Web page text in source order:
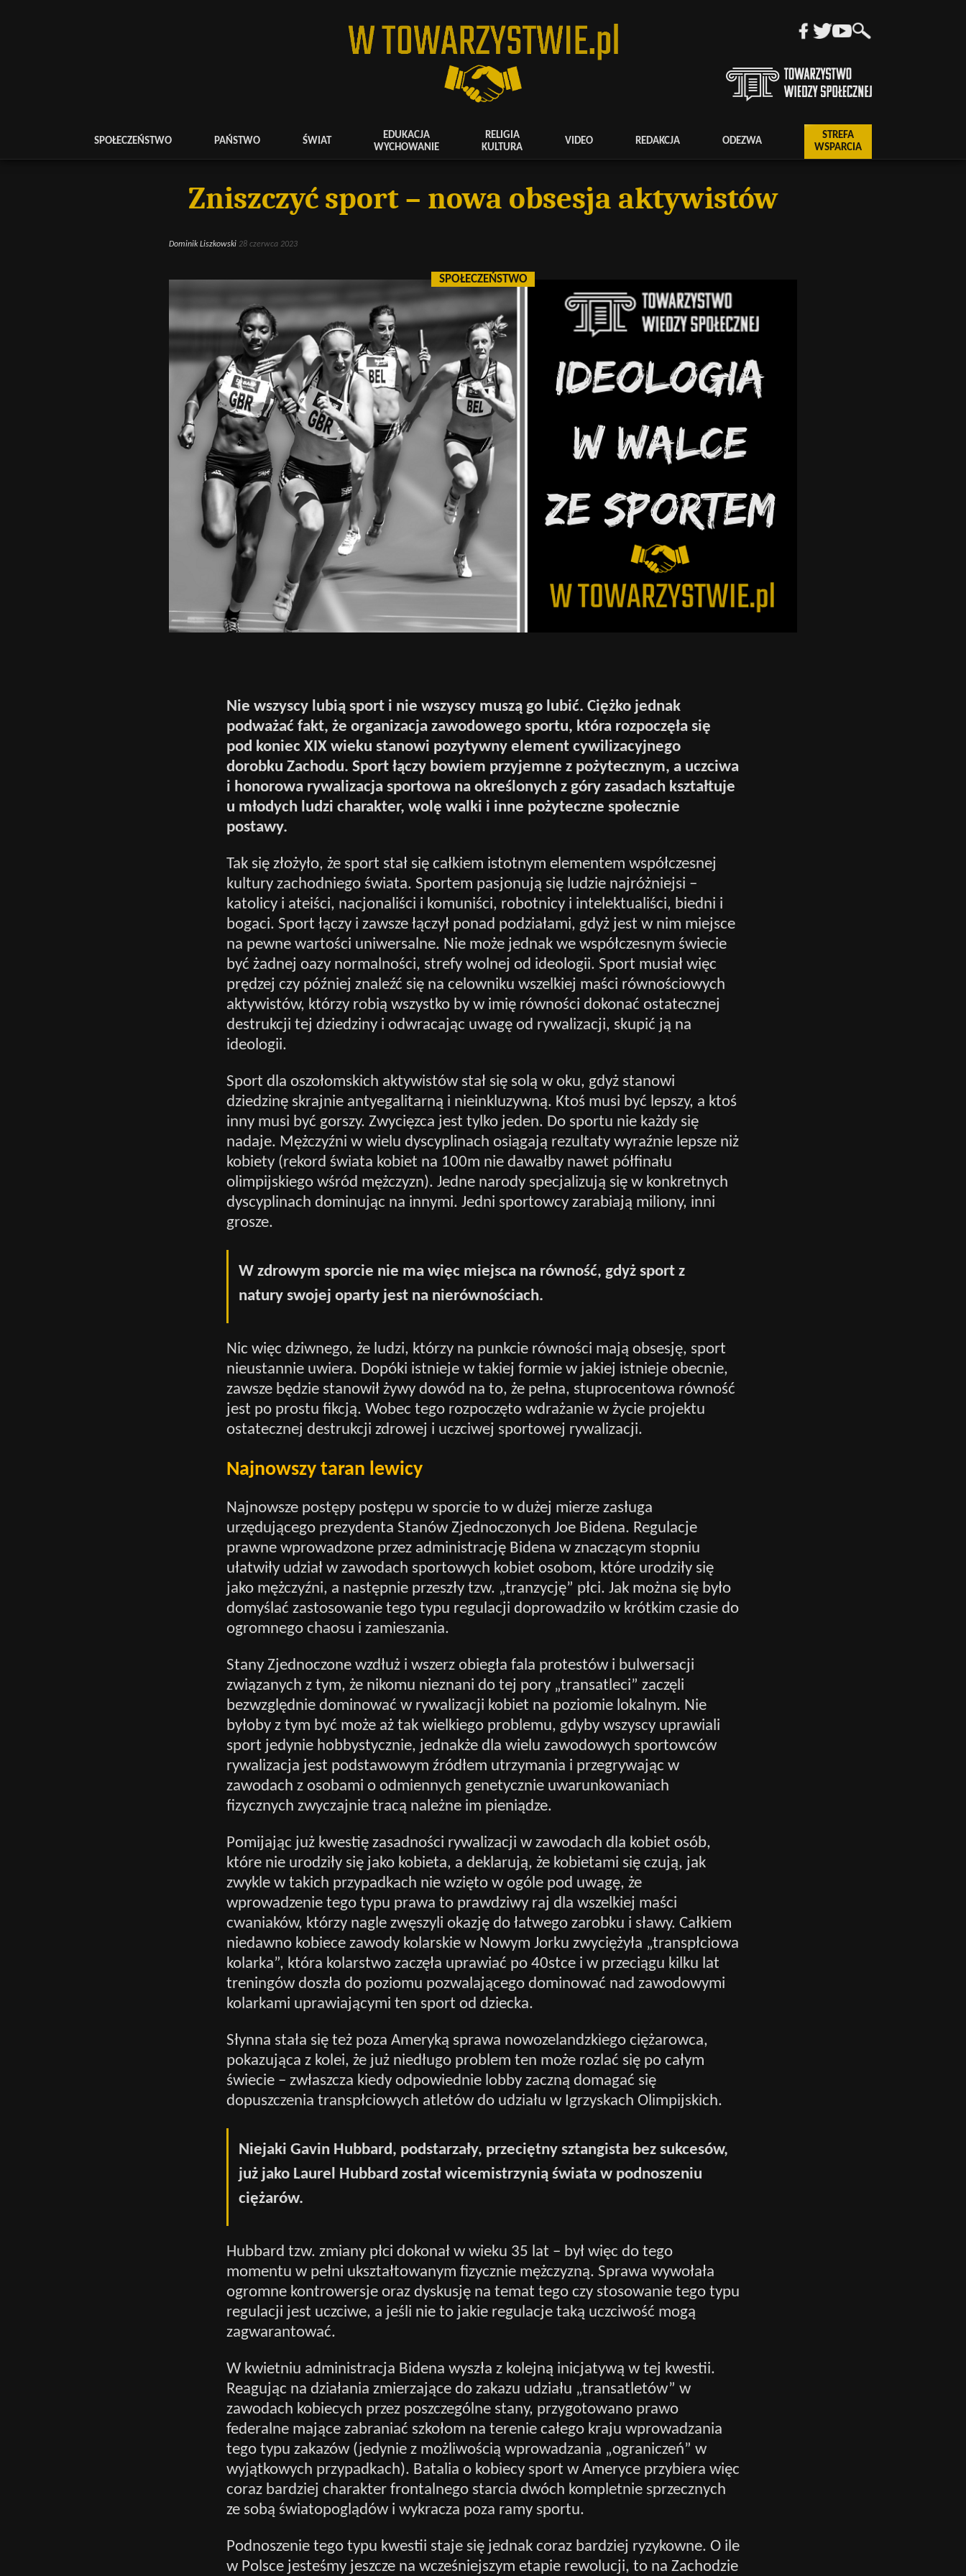
SPOŁECZEŃSTWO PAŃSTWO ŚWIAT
EDUKACJA
WYCHOWANIE
RELIGIA
KULTURA
VIDEO REDAKCJA ODEZWA
STREFA
WSPARCIA
Zniszczyć sport – nowa obsesja aktywistów
Dominik Liszkowski 28 czerwca 2023
SPOŁECZEŃSTWO
Nie wszyscy lubią sport i nie wszyscy muszą go lubić. Ciężko jednak
podważać fakt, że organizacja zawodowego sportu, która rozpoczęła się
pod koniec XIX wieku stanowi pozytywny element cywilizacyjnego
dorobku Zachodu. Sport łączy bowiem przyjemne z pożytecznym, a uczciwa
i honorowa rywalizacja sportowa na określonych z góry zasadach kształtuje
u młodych ludzi charakter, wolę walki i inne pożyteczne społecznie
postawy.
Tak się złożyło, że sport stał się całkiem istotnym elementem współczesnej
kultury zachodniego świata. Sportem pasjonują się ludzie najróżniejsi –
katolicy i ateiści, nacjonaliści i komuniści, robotnicy i intelektualiści, biedni i
bogaci. Sport łączy i zawsze łączył ponad podziałami, gdyż jest w nim miejsce
na pewne wartości uniwersalne. Nie może jednak we współczesnym świecie
być żadnej oazy normalności, strefy wolnej od ideologii. Sport musiał więc
prędzej czy później znaleźć się na celowniku wszelkiej maści równościowych
aktywistów, którzy robią wszystko by w imię równości dokonać ostatecznej
destrukcji tej dziedziny i odwracając uwagę od rywalizacji, skupić ją na
ideologii.
Sport dla oszołomskich aktywistów stał się solą w oku, gdyż stanowi
dziedzinę skrajnie antyegalitarną i nieinkluzywną. Ktoś musi być lepszy, a ktoś
inny musi być gorszy. Zwycięzca jest tylko jeden. Do sportu nie każdy się
nadaje. Mężczyźni w wielu dyscyplinach osiągają rezultaty wyraźnie lepsze niż
kobiety (rekord świata kobiet na 100m nie dawałby nawet półfinału
olimpijskiego wśród mężczyzn). Jedne narody specjalizują się w konkretnych
dyscyplinach dominując na innymi. Jedni sportowcy zarabiają miliony, inni
grosze.
W zdrowym sporcie nie ma więc miejsca na równość, gdyż sport z
natury swojej oparty jest na nierównościach.
Nic więc dziwnego, że ludzi, którzy na punkcie równości mają obsesję, sport
nieustannie uwiera. Dopóki istnieje w takiej formie w jakiej istnieje obecnie,
zawsze będzie stanowił żywy dowód na to, że pełna, stuprocentowa równość
jest po prostu fikcją. Wobec tego rozpoczęto wdrażanie w życie projektu
ostatecznej destrukcji zdrowej i uczciwej sportowej rywalizacji.
Najnowszy taran lewicy
Najnowsze postępy postępu w sporcie to w dużej mierze zasługa
urzędującego prezydenta Stanów Zjednoczonych Joe Bidena. Regulacje
prawne wprowadzone przez administrację Bidena w znaczącym stopniu
ułatwiły udział w zawodach sportowych kobiet osobom, które urodziły się
jako mężczyźni, a następnie przeszły tzw. „tranzycję” płci. Jak można się było
domyślać zastosowanie tego typu regulacji doprowadziło w krótkim czasie do
ogromnego chaosu i zamieszania.
Stany Zjednoczone wzdłuż i wszerz obiegła fala protestów i bulwersacji
związanych z tym, że nikomu nieznani do tej pory „transatleci” zaczęli
bezwzględnie dominować w rywalizacji kobiet na poziomie lokalnym. Nie
byłoby z tym być może aż tak wielkiego problemu, gdyby wszyscy uprawiali
sport jedynie hobbystycznie, jednakże dla wielu zawodowych sportowców
rywalizacja jest podstawowym źródłem utrzymania i przegrywając w
zawodach z osobami o odmiennych genetycznie uwarunkowaniach
fizycznych zwyczajnie tracą należne im pieniądze.
Pomijając już kwestię zasadności rywalizacji w zawodach dla kobiet osób,
które nie urodziły się jako kobieta, a deklarują, że kobietami się czują, jak
zwykle w takich przypadkach nie wzięto w ogóle pod uwagę, że
wprowadzenie tego typu prawa to prawdziwy raj dla wszelkiej maści
cwaniaków, którzy nagle zwęszyli okazję do łatwego zarobku i sławy. Całkiem
niedawno kobiece zawody kolarskie w Nowym Jorku zwyciężyła „transpłciowa
kolarka”, która kolarstwo zaczęła uprawiać po 40stce i w przeciągu kilku lat
treningów doszła do poziomu pozwalającego dominować nad zawodowymi
kolarkami uprawiającymi ten sport od dziecka.
Słynna stała się też poza Ameryką sprawa nowozelandzkiego ciężarowca,
pokazująca z kolei, że już niedługo problem ten może rozlać się po całym
świecie – zwłaszcza kiedy odpowiednie lobby zaczną domagać się
dopuszczenia transpłciowych atletów do udziału w Igrzyskach Olimpijskich.
Niejaki Gavin Hubbard, podstarzały, przeciętny sztangista bez sukcesów,
już jako Laurel Hubbard został wicemistrzynią świata w podnoszeniu
ciężarów.
Hubbard tzw. zmiany płci dokonał w wieku 35 lat – był więc do tego
momentu w pełni ukształtowanym fizycznie mężczyzną. Sprawa wywołała
ogromne kontrowersje oraz dyskusję na temat tego czy stosowanie tego typu
regulacji jest uczciwe, a jeśli nie to jakie regulacje taką uczciwość mogą
zagwarantować.
W kwietniu administracja Bidena wyszła z kolejną inicjatywą w tej kwestii.
Reagując na działania zmierzające do zakazu udziału „transatletów” w
zawodach kobiecych przez poszczególne stany, przygotowano prawo
federalne mające zabraniać szkołom na terenie całego kraju wprowadzania
tego typu zakazów (jedynie z możliwością wprowadzania „ograniczeń” w
wyjątkowych przypadkach). Batalia o kobiecy sport w Ameryce przybiera więc
coraz bardziej charakter frontalnego starcia dwóch kompletnie sprzecznych
ze sobą światopoglądów i wykracza poza ramy sportu.
Podnoszenie tego typu kwestii staje się jednak coraz bardziej ryzykowne. O ile
w Polsce jesteśmy jeszcze na wcześniejszym etapie rewolucji, to na Zachodzie